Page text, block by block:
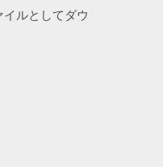
ルとしてダウ